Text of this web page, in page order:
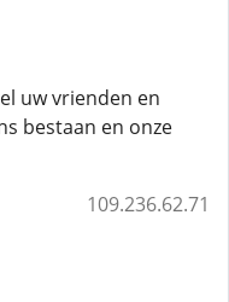
uw vrienden en
bestaan ​​en onze
109.236.62.71